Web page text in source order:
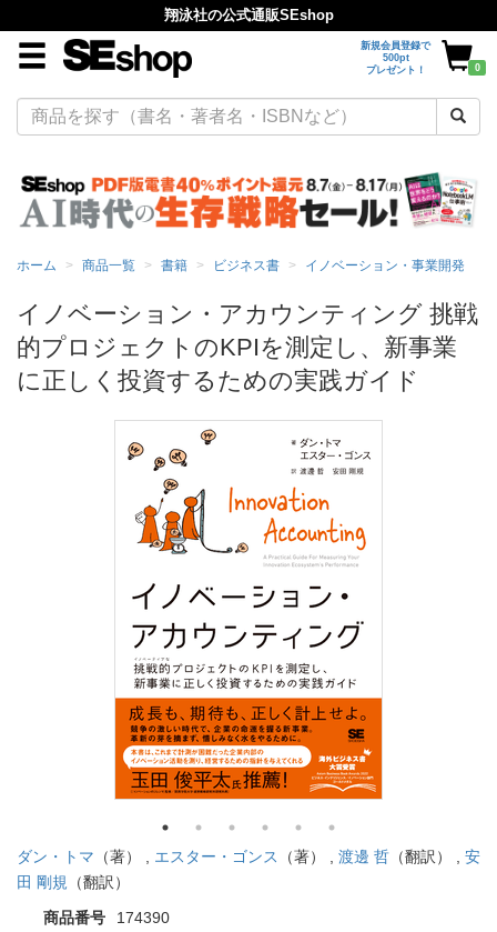
翔泳社の公式通販SEshop
新規会員登録で
500pt
プレゼント！
0
ホーム 商品一覧 書籍 ビジネス書 イノベーション・事業開発
イノベーション・アカウンティング 挑戦
的プロジェクトのKPIを測定し、新事業
に正しく投資するための実践ガイド
ダン・トマ （著） , エスター・ゴンス （著） , 渡邊 哲 （翻訳） , 安
田 剛規
（翻訳）
商品番号
174390